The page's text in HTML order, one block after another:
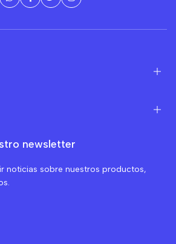
newsletter
noticias sobre nuestros productos,